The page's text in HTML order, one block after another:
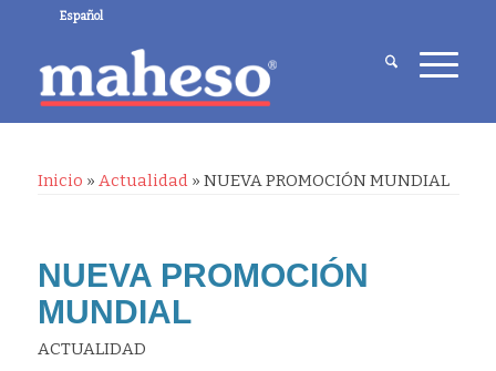
Español
Inicio » Actualidad» NUEVA PROMOCIÓN MUNDIAL
NUEVA PROMOCIÓN
MUNDIAL
ACTUALIDAD